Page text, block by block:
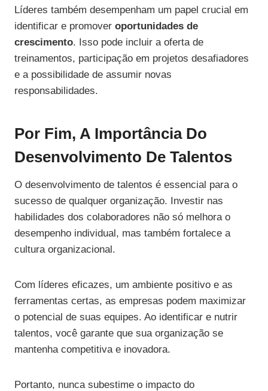
Líderes também desempenham um papel crucial em
identificar e promover oportunidades de
crescimento. Isso pode incluir a oferta de
treinamentos, participação em projetos desafiadores
e a possibilidade de assumir novas
responsabilidades.
Por Fim, A Importância Do
Desenvolvimento De Talentos
O desenvolvimento de talentos é essencial para o
sucesso de qualquer organização. Investir nas
habilidades dos colaboradores não só melhora o
desempenho individual, mas também fortalece a
cultura organizacional.
Com líderes eficazes, um ambiente positivo e as
ferramentas certas, as empresas podem maximizar
o potencial de suas equipes. Ao identificar e nutrir
talentos, você garante que sua organização se
mantenha competitiva e inovadora.
Portanto, nunca subestime o impacto do